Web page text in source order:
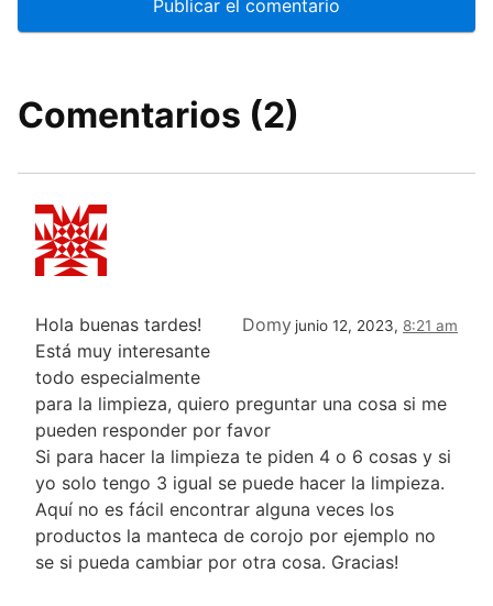
Comentarios (2)
Domy junio 12, 2023, 8:21 am
Hola buenas tardes!
Está muy interesante
todo especialmente
para la limpieza, quiero preguntar una cosa si me
pueden responder por favor
Si para hacer la limpieza te piden 4 o 6 cosas y si
yo solo tengo 3 igual se puede hacer la limpieza.
Aquí no es fácil encontrar alguna veces los
productos la manteca de corojo por ejemplo no
se si pueda cambiar por otra cosa. Gracias!